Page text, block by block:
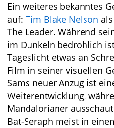
Ein weiteres bekanntes
auf: Tim Blake Nelson
The Leader. Während
im Dunkeln bedrohlich
Tageslicht etwas an
Film in seiner visuellen
Sams neuer Anzug ist
Weiterentwicklung,
Mandalorianer
Bat-Seraph meist in